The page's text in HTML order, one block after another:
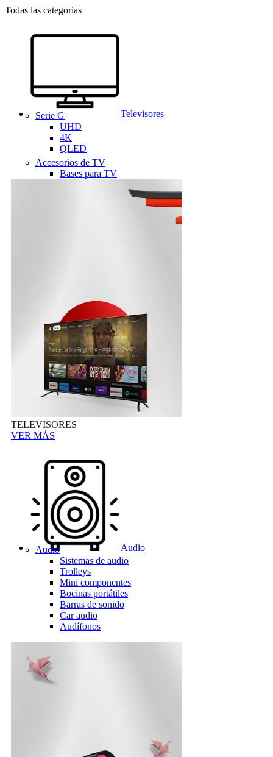
Todas las categorias
Televisores
Serie G
UHD
4K
QLED
Accesorios de TV
Bases para TV
TELEVISORES
VER MÁS
Audio
Audio
Sistemas de audio
Trolleys
Mini componentes
Bocinas portátiles
Barras de sonido
Car audio
Audífonos